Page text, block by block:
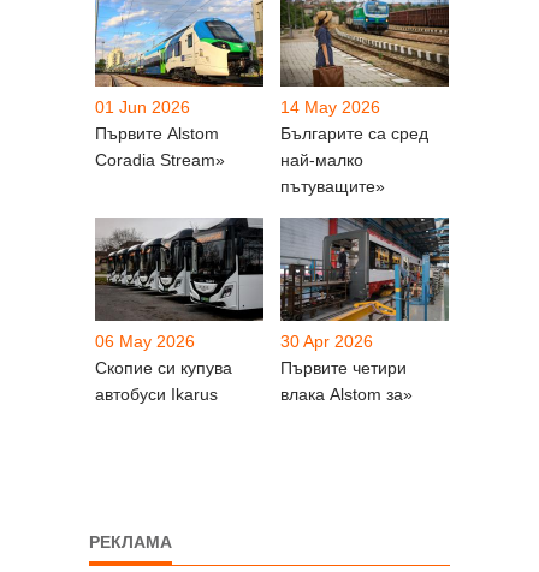
01 Jun 2026
Първите Alstom
Coradia Stream»
14 May 2026
Българите са сред
най-малко
пътуващите»
06 May 2026
Скопие си купува
автобуси Ikarus
30 Apr 2026
Първите четири
влака Alstom за»
РЕКЛАМА